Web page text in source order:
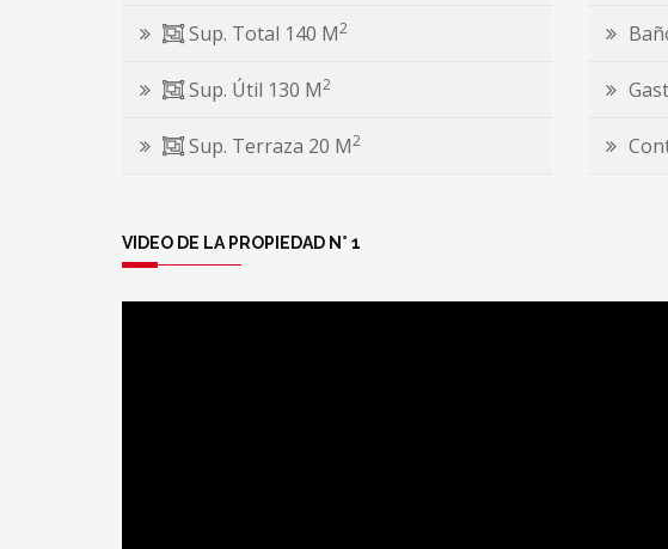
Sup. Total 140 M2
Sup. Útil 130 M2
Sup. Terraza 20 M2
VIDEO DE LA PROPIEDAD N° 1